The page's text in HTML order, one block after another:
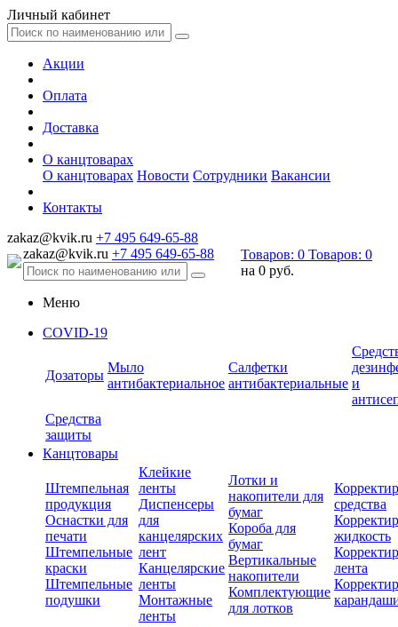
Личный кабинет
Акции
Оплата
Доставка
О канцтоварах
О канцтоварах Новости Сотрудники Вакансии
Контакты
zakaz@kvik.ru +7 495 649-65-88
zakaz@kvik.ru +7 495 649-65-88 Товаров: 0 Товаров: 0
на 0 руб.
Меню
COVID-19
Дозаторы
Мыло
антибактериальное
Салфетки
антибактериальные и
Средства
защиты
Канцтовары
Штемпельная
продукция
Оснастки для
печати
Штемпельные
краски
Штемпельные
подушки
Клейкие
ленты
Диспенсеры
для
канцелярских
лент
Канцелярские
ленты
Монтажные
ленты
Лотки и
накопители для
бумаг
Короба для
бумаг
Вертикальные
накопители
Комплектующие
для лотков
средства
жидкость
лента